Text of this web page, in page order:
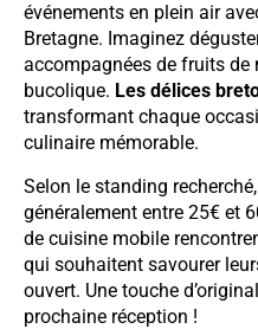
événements en plein air
Bretagne. Imaginez
accompagnées de fruits de
bucolique. Les délices
transformant chaque
culinaire mémorable.
Selon le standing
généralement entre 25€ et
de cuisine mobile
qui souhaitent savourer
ouvert. Une touche
prochaine réception !